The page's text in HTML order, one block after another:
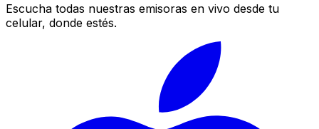
Escucha todas nuestras emisoras en vivo desde tu
celular, donde estés.